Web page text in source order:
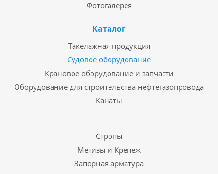
Фотогалерея
Каталог
Такелажная продукция
Судовое оборудование
Крановое оборудование и запчасти
Оборудование для строительства нефтегазопровода
Канаты
Стропы
Метизы и Крепеж
Запорная арматура